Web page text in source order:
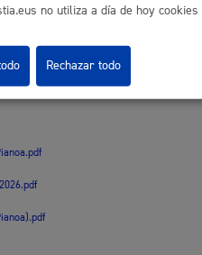
SOLICITUDES:
no utiliza a día de hoy
Rechazar todo